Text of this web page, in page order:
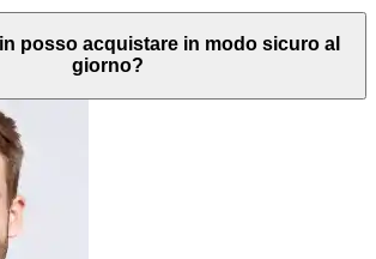
posso acquistare in modo sicuro al
giorno?